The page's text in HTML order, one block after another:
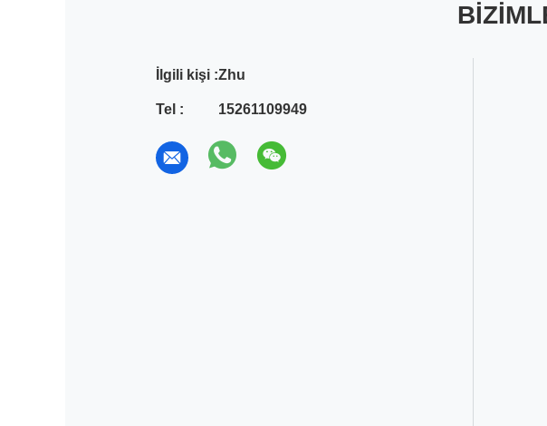
İlgili kişi :Zhu
Tel : 15261109949